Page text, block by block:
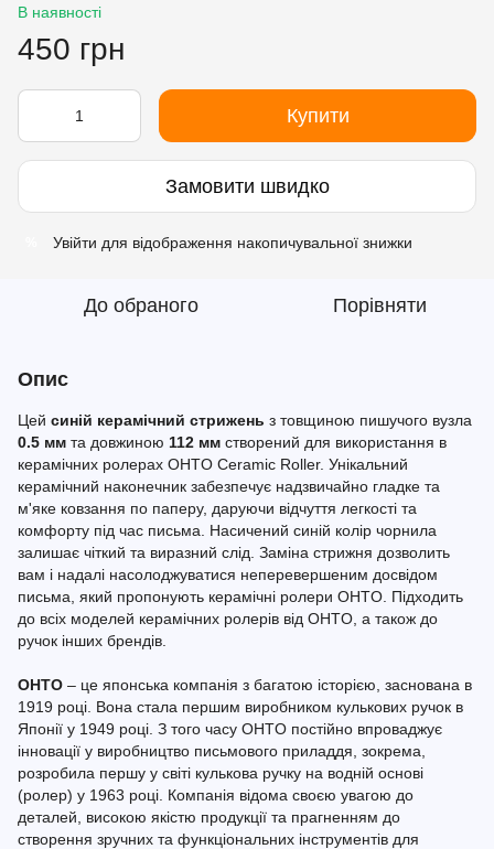
В наявності
450 грн
Купити
Замовити швидко
Увійти для відображення накопичувальної знижки
До обраного Порівняти
Опис
Цей синій керамічний стрижень з товщиною пишучого вузла
0.5 мм та довжиною 112 мм створений для використання в
керамічних ролерах OHTO Ceramic Roller. Унікальний
керамічний наконечник забезпечує надзвичайно гладке та
м'яке ковзання по паперу, даруючи відчуття легкості та
комфорту під час письма. Насичений синій колір чорнила
залишає чіткий та виразний слід. Заміна стрижня дозволить
вам і надалі насолоджуватися неперевершеним досвідом
письма, який пропонують керамічні ролери OHTO. Підходить
до всіх моделей керамічних ролерів від OHTO, а також до
ручок інших брендів.
OHTO – це японська компанія з багатою історією, заснована в
1919 році. Вона стала першим виробником кулькових ручок в
Японії у 1949 році. З того часу OHTO постійно впроваджує
інновації у виробництво письмового приладдя, зокрема,
розробила першу у світі кулькова ручку на водній основі
(ролер) у 1963 році. Компанія відома своєю увагою до
деталей, високою якістю продукції та прагненням до
створення зручних та функціональних інструментів для